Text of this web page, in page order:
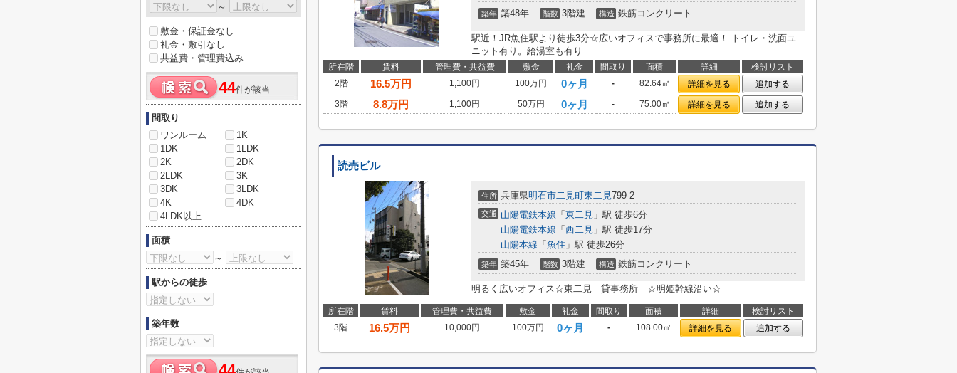
築年 築48年 階数 3階建 構造 鉄筋コンクリート
駅近！JR魚住駅より徒歩3分☆広いオフィスで事務所に最適！ トイレ・洗面ユ
ニット有り。給湯室も有り
所在階 賃料 管理費・共益費 敷金 礼金 間取り 面積 詳細
検討リスト
2階
16.5万円 1,100円 100万円 0ヶ月 - 82.64㎡ 詳細を見る
追加する
3階
8.8万円 1,100円 50万円 0ヶ月 - 75.00㎡ 詳細を見る 追加する
読売ビル
住所 兵庫県明石市二見町東二見799-2
交通 山陽電鉄本線 「 東二見 」駅 徒歩6分
山陽電鉄本線 「 西二見 」駅 徒歩17分
山陽本線 「 魚住 」駅 徒歩26分
築年 築45年 階数 3階建 構造 鉄筋コンクリート
明るく広いオフィス☆東二見 貸事務所 ☆明姫幹線沿い☆
所在階 賃料 管理費・共益費 敷金 礼金 間取り 面積 詳細
検討リスト
3階
16.5万円 10,000円 100万円 0ヶ月 - 108.00㎡ 詳細を見る 追加する
～
敷金・保証金なし
礼金・敷引なし
共益費・管理費込み
44件が該当
間取り
ワンルーム
1K
1DK
1LDK
2K
2DK
2LDK
3K
3DK
3LDK
4K
4DK
4LDK以上
面積
～
駅からの徒歩
築年数